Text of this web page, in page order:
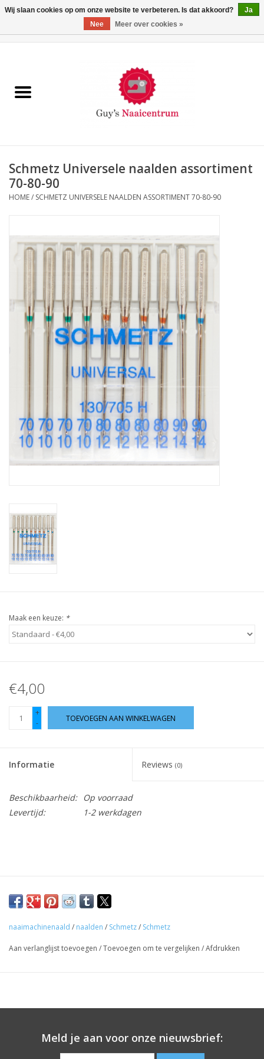
Machines
Paspoppen
Opbergsystemen
Hobby/Knutselen
Stoffen
Handwerk
Workshop
Cadeaubonnen
Guy's blog
Schmetz Universele naalden assortiment
70-80-90
HOME/ SCHMETZ UNIVERSELE NAALDEN ASSORTIMENT 70-80-90
Maak een keuze: *
€4,00
+
-
TOEVOEGEN AAN WINKELWAGEN
Informatie Reviews (0)
Beschikbaarheid:
Op voorraad
Levertijd:
1-2 werkdagen
naaimachinenaald / naalden / Schmetz/ Schmetz
Aan verlanglijst toevoegen /Toevoegen om te vergelijken /Afdrukken
Meld je aan voor onze nieuwsbrief:
Wij slaan cookies op om onze website te verbeteren. Is dat akkoord?
Ja
Nee
Meer over cookies »